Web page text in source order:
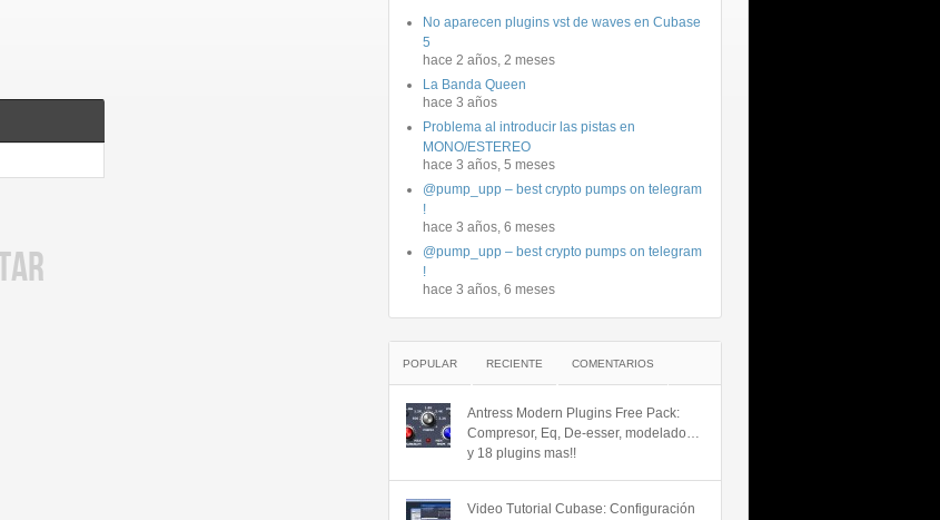
No aparecen plugins vst de waves en Cubase
5
hace 2 años, 2 meses
La Banda Queen
hace 3 años
Problema al introducir las pistas en
MONO/ESTEREO
hace 3 años, 5 meses
@pump_upp – best crypto pumps on telegram
!
hace 3 años, 6 meses
@pump_upp – best crypto pumps on telegram
!
hace 3 años, 6 meses
POPULAR RECIENTE COMENTARIOS
Antress Modern Plugins Free Pack:
Compresor, Eq, De-esser, modelado…
y 18 plugins mas!!
Video Tutorial Cubase: Configuración